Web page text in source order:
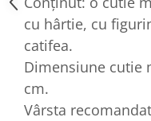
cu hârtie, cu
catifea.
Dimensiune cutie
cm.
Vârsta